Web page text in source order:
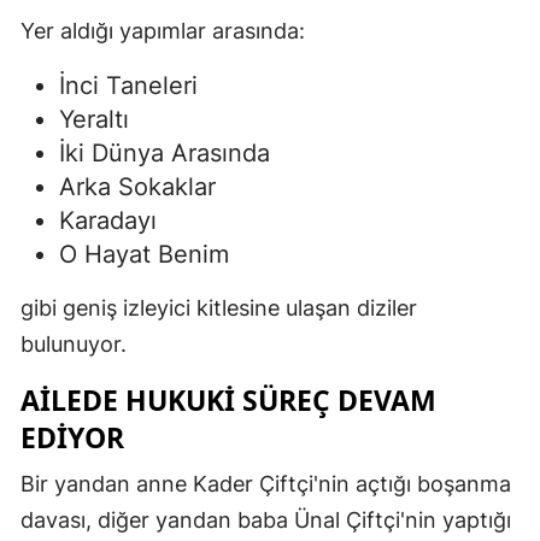
Yer aldığı yapımlar arasında:
İnci Taneleri
Yeraltı
İki Dünya Arasında
Arka Sokaklar
Karadayı
O Hayat Benim
gibi geniş izleyici kitlesine ulaşan diziler
bulunuyor.
AILEDE HUKUKI SÜREÇ DEVAM
EDIYOR
Bir yandan anne Kader Çiftçi'nin açtığı boşanma
davası, diğer yandan baba Ünal Çiftçi'nin yaptığı